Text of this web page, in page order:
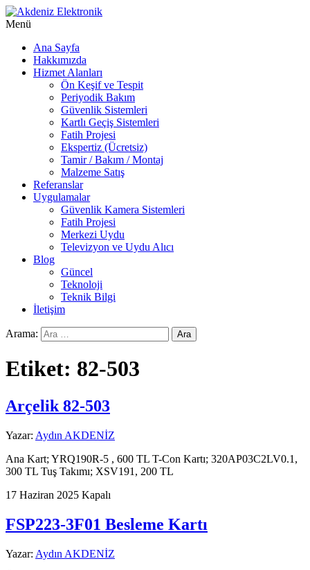
Menü
Ana Sayfa
Hakkımızda
Hizmet Alanları
Ön Keşif ve Tespit
Periyodik Bakım
Güvenlik Sistemleri
Kartlı Geçiş Sistemleri
Fatih Projesi
Ekspertiz (Ücretsiz)
Tamir / Bakım / Montaj
Malzeme Satış
Referanslar
Uygulamalar
Güvenlik Kamera Sistemleri
Fatih Projesi
Merkezi Uydu
Televizyon ve Uydu Alıcı
Blog
Güncel
Teknoloji
Teknik Bilgi
İletişim
Arama:
Etiket: 82-503
Arçelik 82-503
Yazar: Aydın AKDENİZ
Ana Kart; YRQ190R-5 , 600 TL T-Con Kartı; 320AP03C2LV0.1,
300 TL Tuş Takımı; XSV191, 200 TL
17 Haziran 2025 Kapalı
FSP223-3F01 Besleme Kartı
Yazar: Aydın AKDENİZ